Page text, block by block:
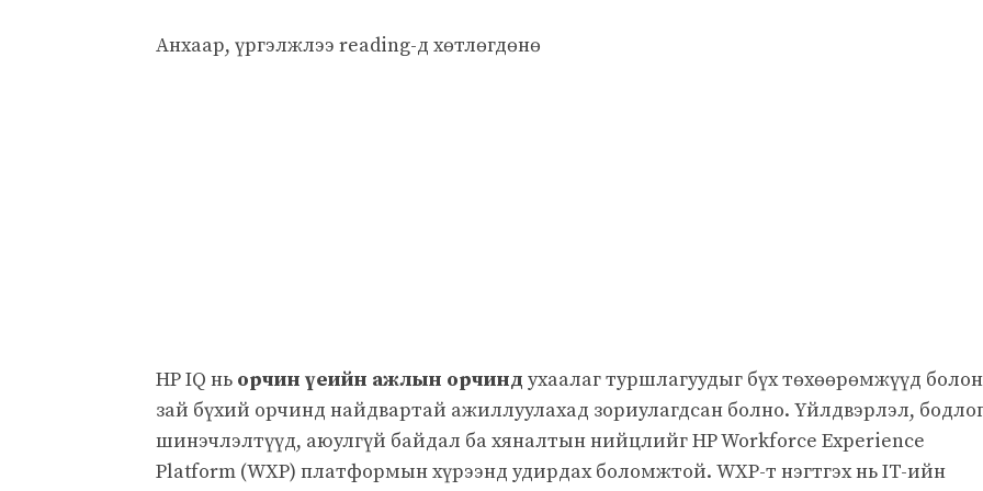
Анхаар, үргэлжлээ reading-д хөтлөгдөнө
HP IQ нь орчин үеийн ажлын орчинд ухаалаг туршлагуудыг бүх төхөөрөмжүүд болон
зай бүхий орчинд найдвартай ажиллуулахад зориулагдсан болно. Үйлдвэрлэл,
шинэчлэлтүүд, аюулгүй байдал ба хяналтын нийцлийг HP Workforce Experience
Platform (WXP) платформын хүрээнд удирдах боломжтой. WXP-т нэгтгэх нь IT-ийн